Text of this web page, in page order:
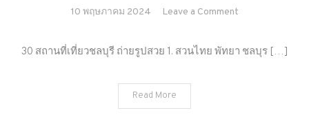
10 พฤษภาคม 2024 Leave a Commenton
สถาน
30 สถานที่เที่ยวชลบุรี ถ่ายรูปสวย 1. สวนไทย พัทยา ชลบุร […]
Read More